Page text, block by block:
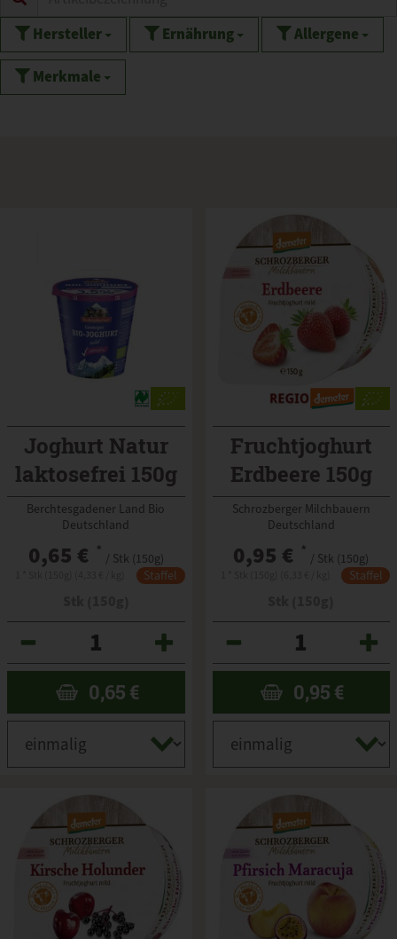
Hersteller Ernährung Allergene
Merkmale
Joghurt Natur
laktosefrei 150g
Berchtesgadener Land Bio
Deutschland
0,65 € * / Stk (150g)
Staffel
0,65 €
Fruchtjoghurt
Erdbeere 150g
Schrozberger Milchbauern
Deutschland
0,95 € * / Stk (150g)
Staffel
0,95 €